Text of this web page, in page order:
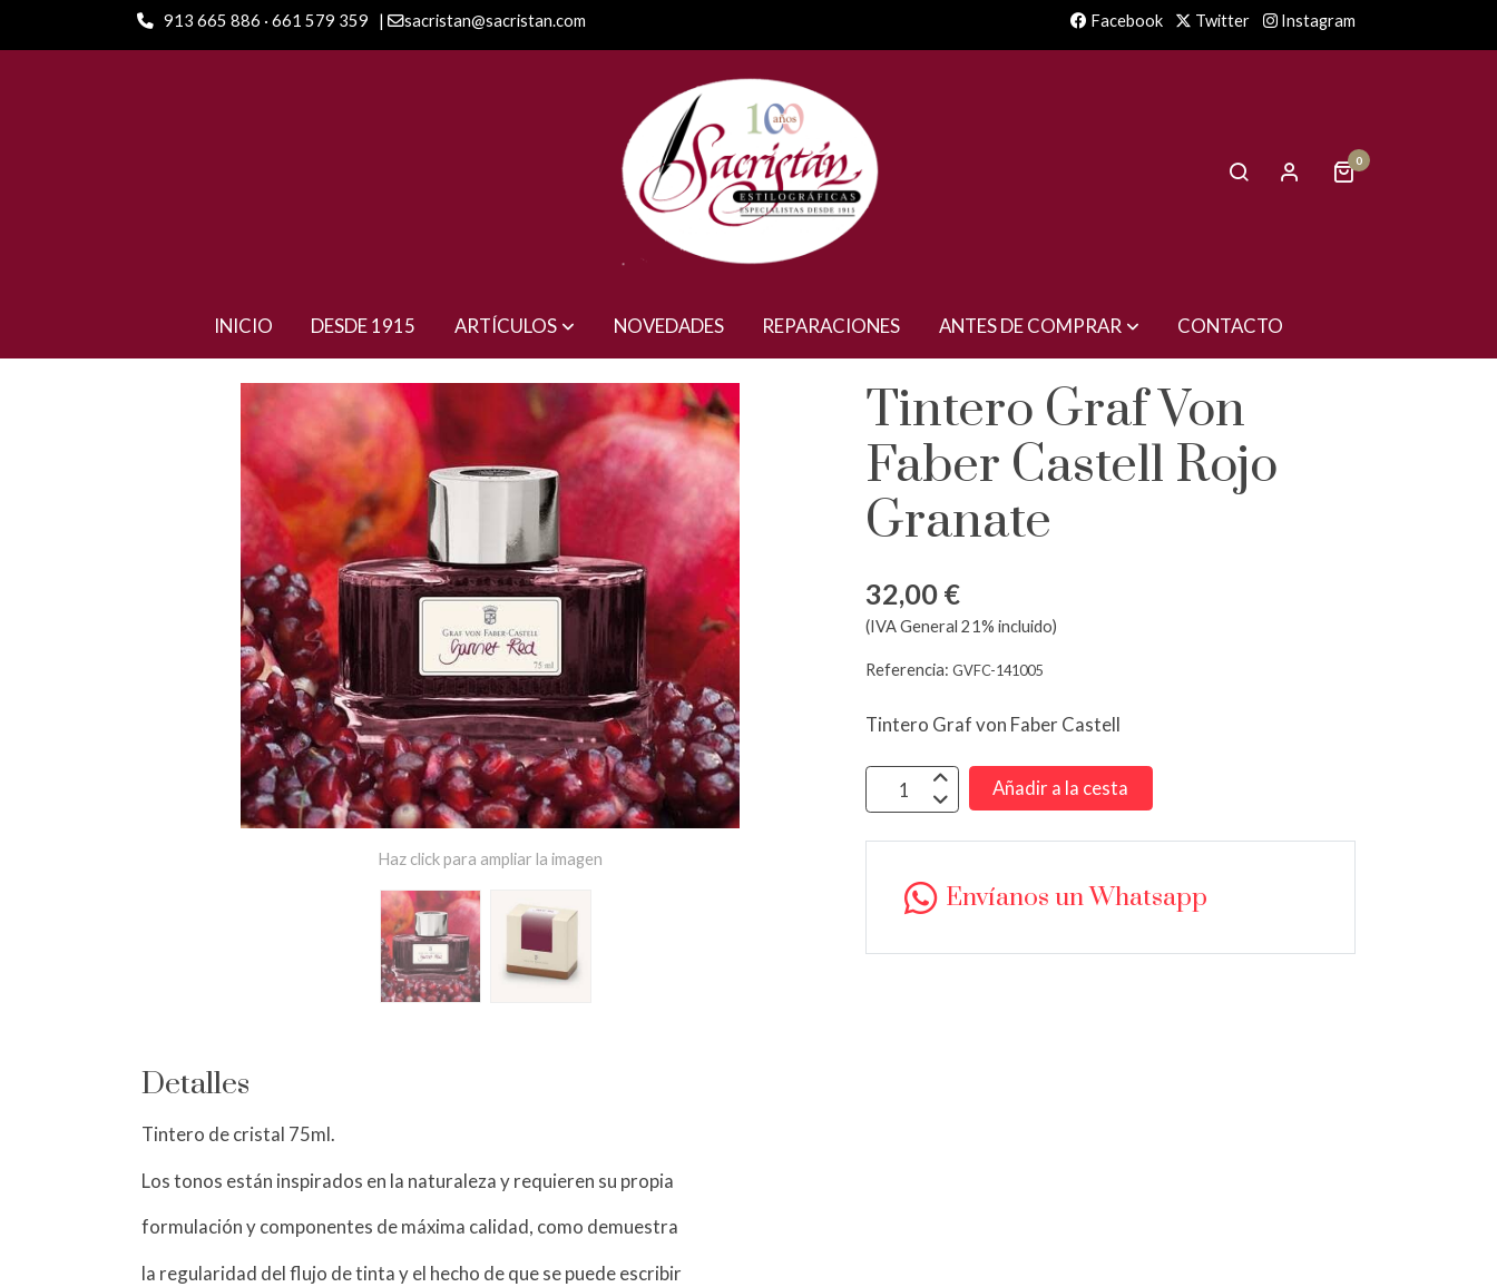
913 665 886 · 661 579 359 | sacristan@sacristan.com Facebook Twitter Instagram
0
INICIO DESDE 1915 ARTÍCULOS NOVEDADES REPARACIONES ANTES DE COMPRAR CONTACTO
ARTÍCULOS Tintero Graf Von Faber Castell Rojo Granate
Haz click para ampliar la imagen
Detalles
Tintero de cristal 75ml.
Los tonos están inspirados en la naturaleza y requieren su propia
formulación y componentes de máxima calidad, como demuestra
la regularidad del flujo de tinta y el hecho de que se puede escribir
Tintero Graf Von
Faber Castell Rojo
Granate
32,00 €
(IVA General 21% incluido)
Referencia:GVFC-141005
Tintero Graf von Faber Castell
Añadir a la cesta
Envíanos un Whatsapp